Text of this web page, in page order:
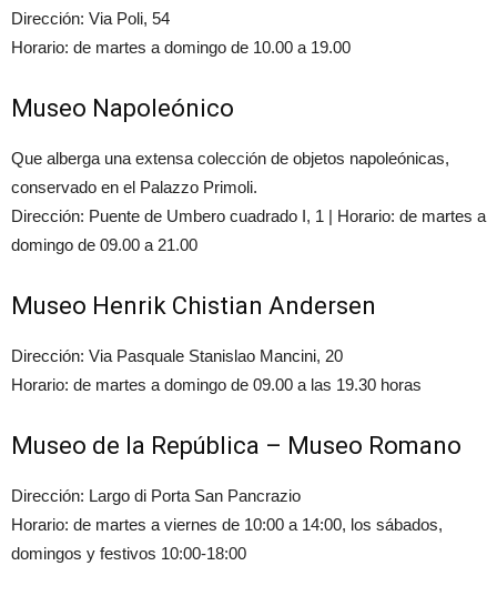
Dirección: Via Poli, 54
Horario: de martes a domingo de 10.00 a 19.00
Museo Napoleónico
Que alberga una extensa colección de objetos napoleónicas,
conservado en el Palazzo Primoli.
Dirección: Puente de Umbero cuadrado I, 1 | Horario: de martes a
domingo de 09.00 a 21.00
Museo Henrik Chistian Andersen
Dirección: Via Pasquale Stanislao Mancini, 20
Horario: de martes a domingo de 09.00 a las 19.30 horas
Museo de la República – Museo Romano
Dirección: Largo di Porta San Pancrazio
Horario: de martes a viernes de 10:00 a 14:00, los sábados,
domingos y festivos 10:00-18:00